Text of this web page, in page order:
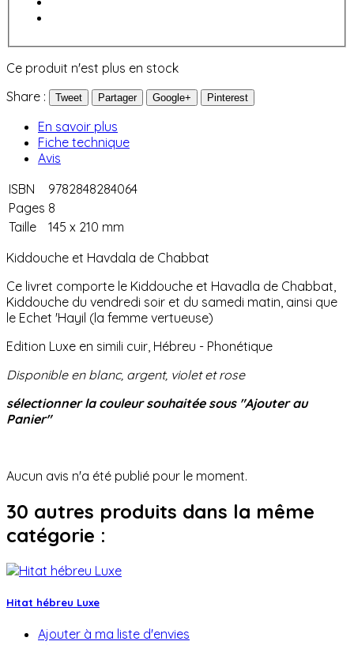
Ce produit n'est plus en stock
Share :
Tweet Partager Google+ Pinterest
En savoir plus
Fiche technique
Avis
ISBN
9782848284064
Pages 8
Taille
145 x 210 mm
Kiddouche et Havdala de Chabbat
Ce livret comporte le Kiddouche et Havadla de Chabbat,
Kiddouche du vendredi soir et du samedi matin, ainsi que
le Echet 'Hayil (la femme vertueuse)
Edition Luxe en simili cuir, Hébreu - Phonétique
Disponible en blanc, argent, violet et rose
sélectionner la couleur souhaitée sous "Ajouter au
Panier"
Aucun avis n'a été publié pour le moment.
30 autres produits dans la même
catégorie :
Hitat hébreu Luxe
Ajouter à ma liste d'envies